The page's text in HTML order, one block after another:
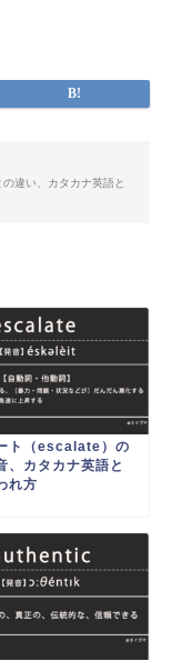
違い、カタカナ英語と
ト（escalate）の
、カタカナ英語と
れ方